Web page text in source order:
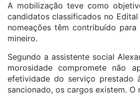
A mobilização teve como
candidatos classificados no
nomeações têm contribuído
mineiro.
Segundo a assistente social
morosidade compromete não
efetividade do serviço prestado
sancionado, os cargos existem.